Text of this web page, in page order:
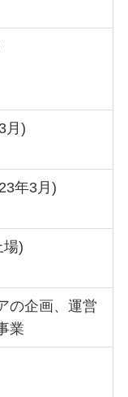
月)
年3月)
場)
の企画、運営
業